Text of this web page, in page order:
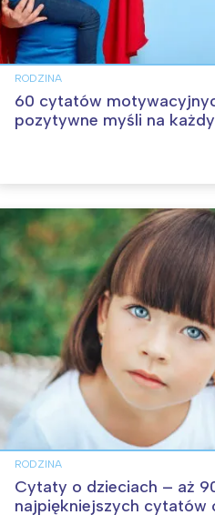
RODZINA
60 cytatów
pozytywne myśli na
RODZINA
Cytaty o dzieciach – aż
najpiękniejszych cytatów